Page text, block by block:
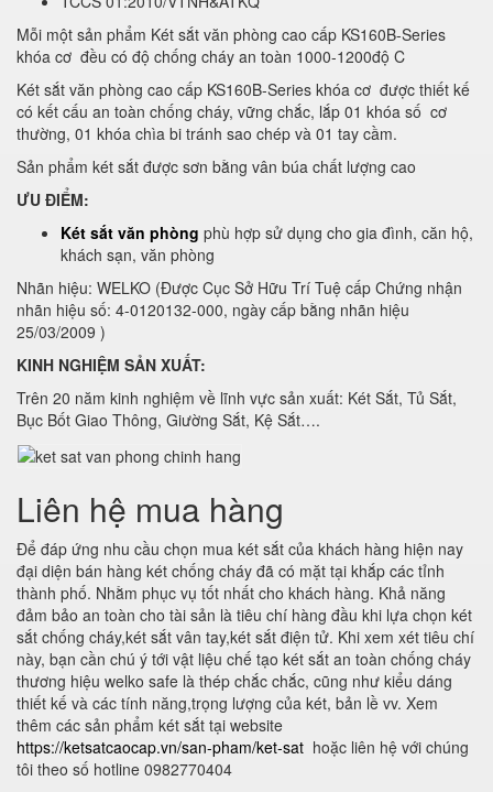
Mỗi một sản phẩm Két sắt văn phòng cao cấp KS160B-Series
khóa cơ đều có độ chống cháy an toàn 1000-1200độ C
Két sắt văn phòng cao cấp KS160B-Series khóa cơ được thiết kế
có kết cấu an toàn chống cháy, vững chắc, lắp 01 khóa số cơ
thường, 01 khóa chìa bi tránh sao chép và 01 tay cầm.
Sản phẩm két sắt được sơn bằng vân búa chất lượng cao
ƯU ĐIỂM:
Két sắt văn phòng phù hợp sử dụng cho gia đình, căn hộ,
khách sạn, văn phòng
Nhãn hiệu: WELKO (Được Cục Sở Hữu Trí Tuệ cấp Chứng nhận
nhãn hiệu số: 4-0120132-000, ngày cấp bằng nhãn hiệu
25/03/2009 )
KINH NGHIỆM SẢN XUẤT:
Trên 20 năm kinh nghiệm về lĩnh vực sản xuất: Két Sắt, Tủ Sắt,
Bục Bốt Giao Thông, Giường Sắt, Kệ Sắt….
Liên hệ mua hàng
Để đáp ứng nhu cầu chọn mua két sắt của khách hàng hiện nay
đại diện bán hàng két chống cháy đã có mặt tại khắp các tỉnh
thành phố. Nhằm phục vụ tốt nhất cho khách hàng. Khả năng
đảm bảo an toàn cho tài sản là tiêu chí hàng đầu khi lựa chọn két
sắt chống cháy,két sắt vân tay,két sắt điện tử. Khi xem xét tiêu chí
này, bạn cần chú ý tới vật liệu chế tạo két sắt an toàn chống cháy
thương hiệu welko safe là thép chắc chắc, cũng như kiểu dáng
thiết kế và các tính năng,trọng lượng của két, bản lề vv. Xem
thêm các sản phẩm két sắt tại website
https://ketsatcaocap.vn/san-pham/ket-sat hoặc liên hệ với chúng
tôi theo số hotline 0982770404